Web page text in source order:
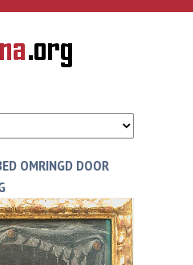
OMRINGD DOOR